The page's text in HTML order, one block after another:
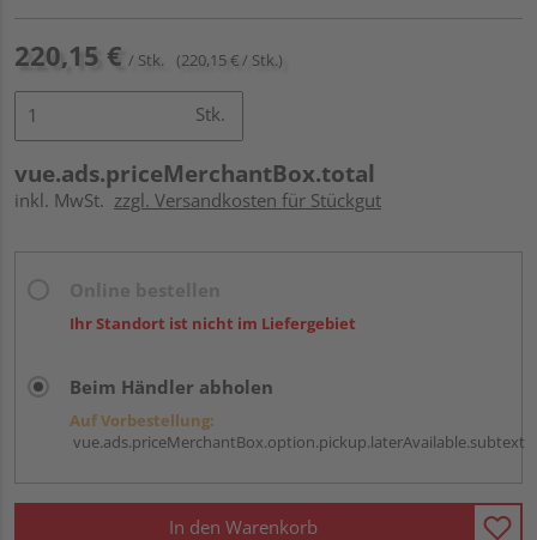
220,15 € / Stk. (220,15 € / Stk.)
Stk.
vue.ads.priceMerchantBox.total
inkl. MwSt. zzgl. Versandkosten für Stückgut
Ihr Standort ist nicht im Liefergebiet
Beim Händler abholen
Auf Vorbestellung:
vue.ads.priceMerchantBox.option.pickup.laterAvailable.subtext
In den Warenkorb